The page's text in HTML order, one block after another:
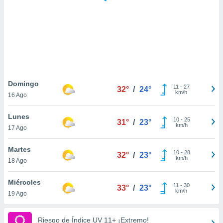
únicos
similares
como
IP
posible
traten tus
en
a lo que
Para
Domingo
16 Ago
32° / 24° 11 - 27
km/h
Lunes
17 Ago
31° / 23° 10- 25
km/h
Martes
18 Ago
32° / 23° 10- 28
km/h
Miércoles
19 Ago
33° / 23° 11 - 30
km/h
Riesgo de Índice UV 11+ ¡Extremo!